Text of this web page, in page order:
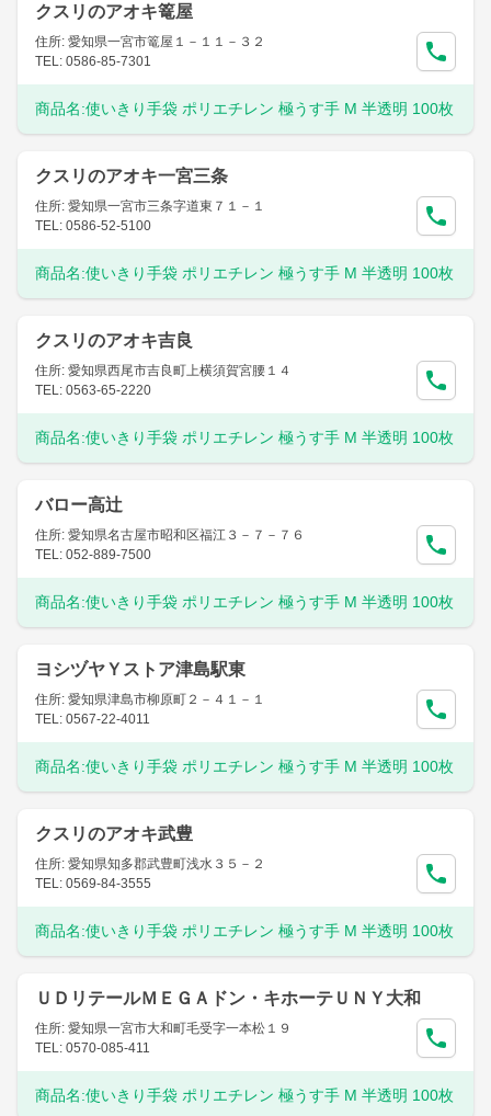
クスリのアオキ篭屋
住所: 愛知県一宮市篭屋１－１１－３２
TEL: 0586-85-7301
商品名:使いきり手袋 ポリエチレン 極うす手 M 半透明 100枚
クスリのアオキ一宮三条
住所: 愛知県一宮市三条字道東７１－１
TEL: 0586-52-5100
商品名:使いきり手袋 ポリエチレン 極うす手 M 半透明 100枚
クスリのアオキ吉良
住所: 愛知県西尾市吉良町上横須賀宮腰１４
TEL: 0563-65-2220
商品名:使いきり手袋 ポリエチレン 極うす手 M 半透明 100枚
バロー高辻
住所: 愛知県名古屋市昭和区福江３－７－７６
TEL: 052-889-7500
商品名:使いきり手袋 ポリエチレン 極うす手 M 半透明 100枚
ヨシヅヤＹストア津島駅東
住所: 愛知県津島市柳原町２－４１－１
TEL: 0567-22-4011
商品名:使いきり手袋 ポリエチレン 極うす手 M 半透明 100枚
クスリのアオキ武豊
住所: 愛知県知多郡武豊町浅水３５－２
TEL: 0569-84-3555
商品名:使いきり手袋 ポリエチレン 極うす手 M 半透明 100枚
ＵＤリテールＭＥＧＡドン・キホーテＵＮＹ大和
住所: 愛知県一宮市大和町毛受字一本松１９
TEL: 0570-085-411
商品名:使いきり手袋 ポリエチレン 極うす手 M 半透明 100枚